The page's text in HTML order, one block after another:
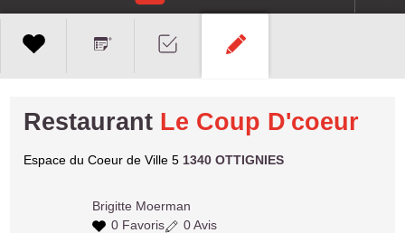
Restaurant Le Coup D'coeur
Espace du Coeur de Ville 5 1340 OTTIGNIES
Brigitte Moerman
0 Favoris
0 Avis